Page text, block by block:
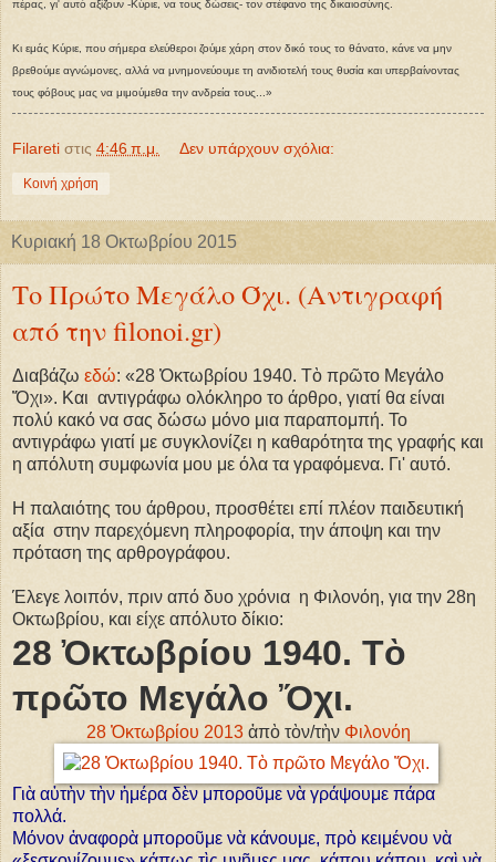
πέρας, γι' αυτό αξίζουν -Κύριε, να τους δώσεις- τον στέφανο της δικαιοσύνης.
Κι εμάς Κύριε, που σήμερα ελεύθεροι ζούμε χάρη στον δικό τους το θάνατο, κάνε να μην
βρεθούμε αγνώμονες, αλλά να μνημονεύουμε τη ανιδιοτελή τους θυσία και υπερβαίνοντας
τους φόβους μας να μιμούμεθα την ανδρεία τους...»
Filareti στις 4:46 π.μ. Δεν υπάρχουν σχόλια:
Κοινή χρήση
Κυριακή 18 Οκτωβρίου 2015
Το Πρώτο Μεγάλο Όχι. (Αντιγραφή
από την filonoi.gr)
Διαβάζω εδώ: «28 Ὀκτωβρίου 1940. Τὸ πρῶτο Μεγάλο
Ὄχι». Και αντιγράφω ολόκληρο το άρθρο, γιατί θα είναι
πολύ κακό να σας δώσω μόνο μια παραπομπή. Το
αντιγράφω γιατί με συγκλονίζει η καθαρότητα της γραφής και
η απόλυτη συμφωνία μου με όλα τα γραφόμενα. Γι' αυτό.
H παλαιότης του άρθρου, προσθέτει επί πλέον παιδευτική
αξία στην παρεχόμενη πληροφορία, την άποψη και την
πρόταση της αρθρογράφου.
Έλεγε λοιπόν, πριν από δυο χρόνια η Φιλονόη, για την 28η
Οκτωβρίου, και είχε απόλυτο δίκιο:
28 Ὀκτωβρίου 1940. Τὸ
πρῶτο Μεγάλο Ὄχι.
28 Ὀκτωβρίου 2013ἀπὸ τὸν/τὴν Φιλονόη
Γιὰ αὐτὴν τὴν ἡμέρα δὲν μποροῦμε νὰ γράψουμε πάρα
πολλά.
Μόνον ἀναφορὰ μποροῦμε νὰ κάνουμε, πρὸ κειμένου νὰ